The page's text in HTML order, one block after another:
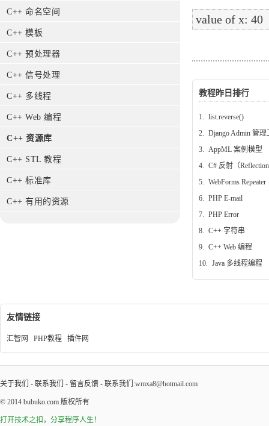
C++ 命名空间
C++ 模板
C++ 预处理器
C++ 信号处理
C++ 多线程
C++ Web 编程
C++ 资源库
C++ STL 教程
C++ 标准库
C++ 有用的资源
教程昨日排行
1. list.reverse()
2. Django Admin 管理
3. AppML 案例模型
4. C# 反射（
5. WebForms Repeater
6. PHP E-mail
7. PHP Error
8. C++ 字符串
9. C++ Web 编程
10. Java 多线程编程
友情链接
汇智网 PHP教程 插件网
关于我们 - 联系我们 - 留言反馈 - 联系我们:wmxa8@hotmail.com
© 2014 bubuko.com 版权所有
打开技术之扣，分享程序人生！